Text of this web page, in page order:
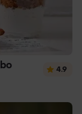
4.9